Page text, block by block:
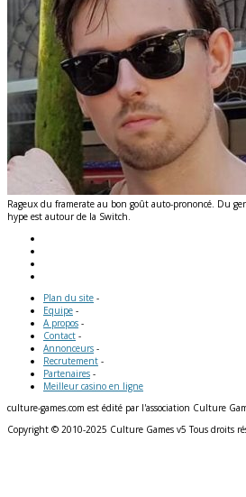
Rageux du framerate au bon goût auto-prononcé. Du
hype est autour de la Switch.
Plan du site -
Equipe -
A propos -
Contact -
Annonceurs -
Recrutement -
Partenaires -
Meilleur casino en ligne
culture-games.com est édité par l'association Culture
Copyright © 2010-2025 Culture Games v5 Tous droits